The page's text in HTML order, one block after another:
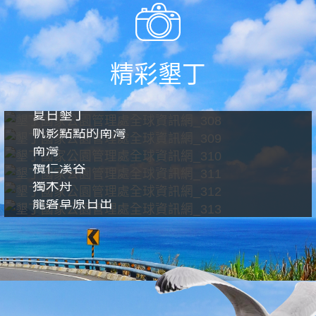
精彩墾丁
夏日墾丁
帆影點點的南灣
南灣
欖仁溪谷
獨木舟
龍磐草原日出